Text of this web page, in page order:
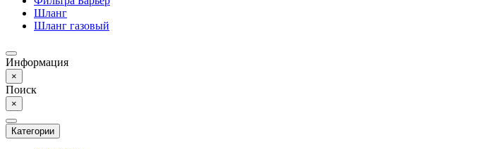
Шланг
Шланг газовый
Информация
×
Поиск
×
Категории